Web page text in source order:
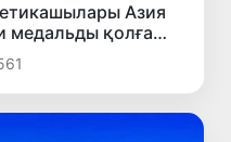
Азия
медальды қолға